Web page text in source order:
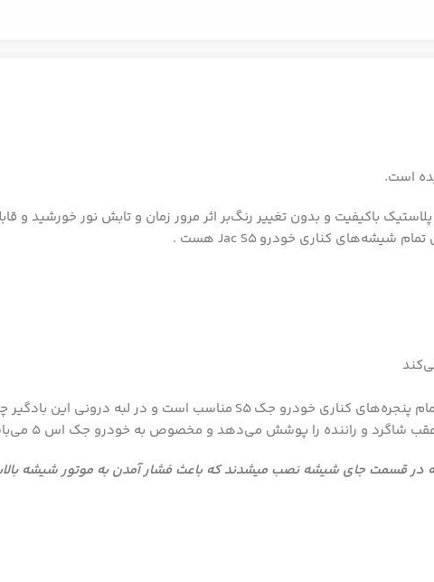
است.
باکیفیت و بدون تغییر رنگ‌بر اثر مرور زمان و تابش نور خورشید و
Jac S5 هست .
S5 مناسب است و در لبه درونی این بادگیر
شاگرد و راننده را پوشش می‌دهد و مخصوص به خودرو جک اس 5 می‌باشد.
قسمت جای شیشه نصب میشدند که باعث فشار آمدن به موتور شیشه